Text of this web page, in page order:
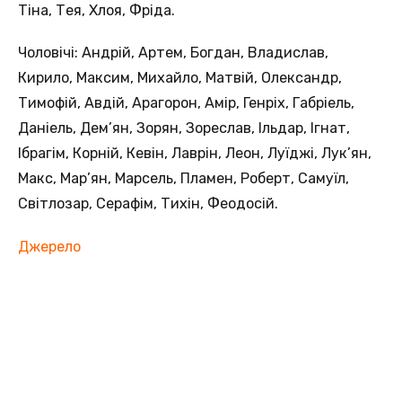
Тіна, Тея, Хлоя, Фріда.
Чоловічі: Андрій, Артем, Богдан, Владислав,
Кирило, Максим, Михайло, Матвій, Олександр,
Тимофій, Авдій, Арагорон, Амір, Генріх, Габріель,
Даніель, Дем’ян, Зорян, Зореслав, Ільдар, Ігнат,
Ібрагім, Корній, Кевін, Лаврін, Леон, Луїджі, Лук’ян,
Макс, Мар’ян, Марсель, Пламен, Роберт, Самуїл,
Світлозар, Серафім, Тихін, Феодосій.
Джерело